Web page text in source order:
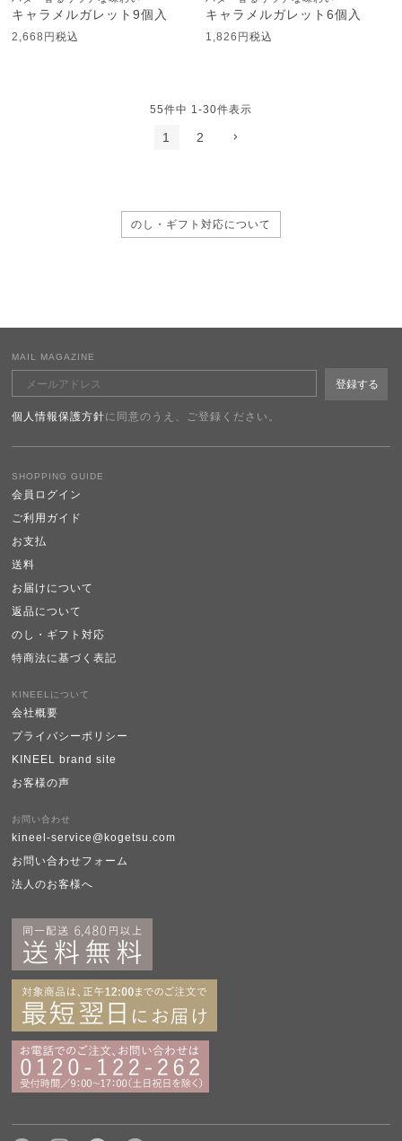
キャラメルガレット9個入
2,668 税込
キャラメルガレット6個入
1,826 税込
55件中 1-30件表示
1 2
のし・ギフト対応について
SHOPPING GUIDE
会員ログイン
ご利用ガイド
お支払
送料
お届けについて
返品について
のし・ギフト対応
特商法に基づく表記
KINEELについて
会社概要
プライバシーポリシー
KINEEL brand site
お客様の声
お問い合わせ
kineel-service@kogetsu.com
お問い合わせフォーム
法人のお客様へ
MAIL MAGAZINE
個人情報保護方針に同意のうえ、ご登録ください。